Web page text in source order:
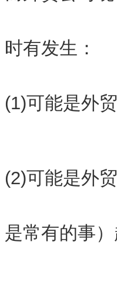
时有发生：
(1)可能是外
(2)可能是外
是常有的事